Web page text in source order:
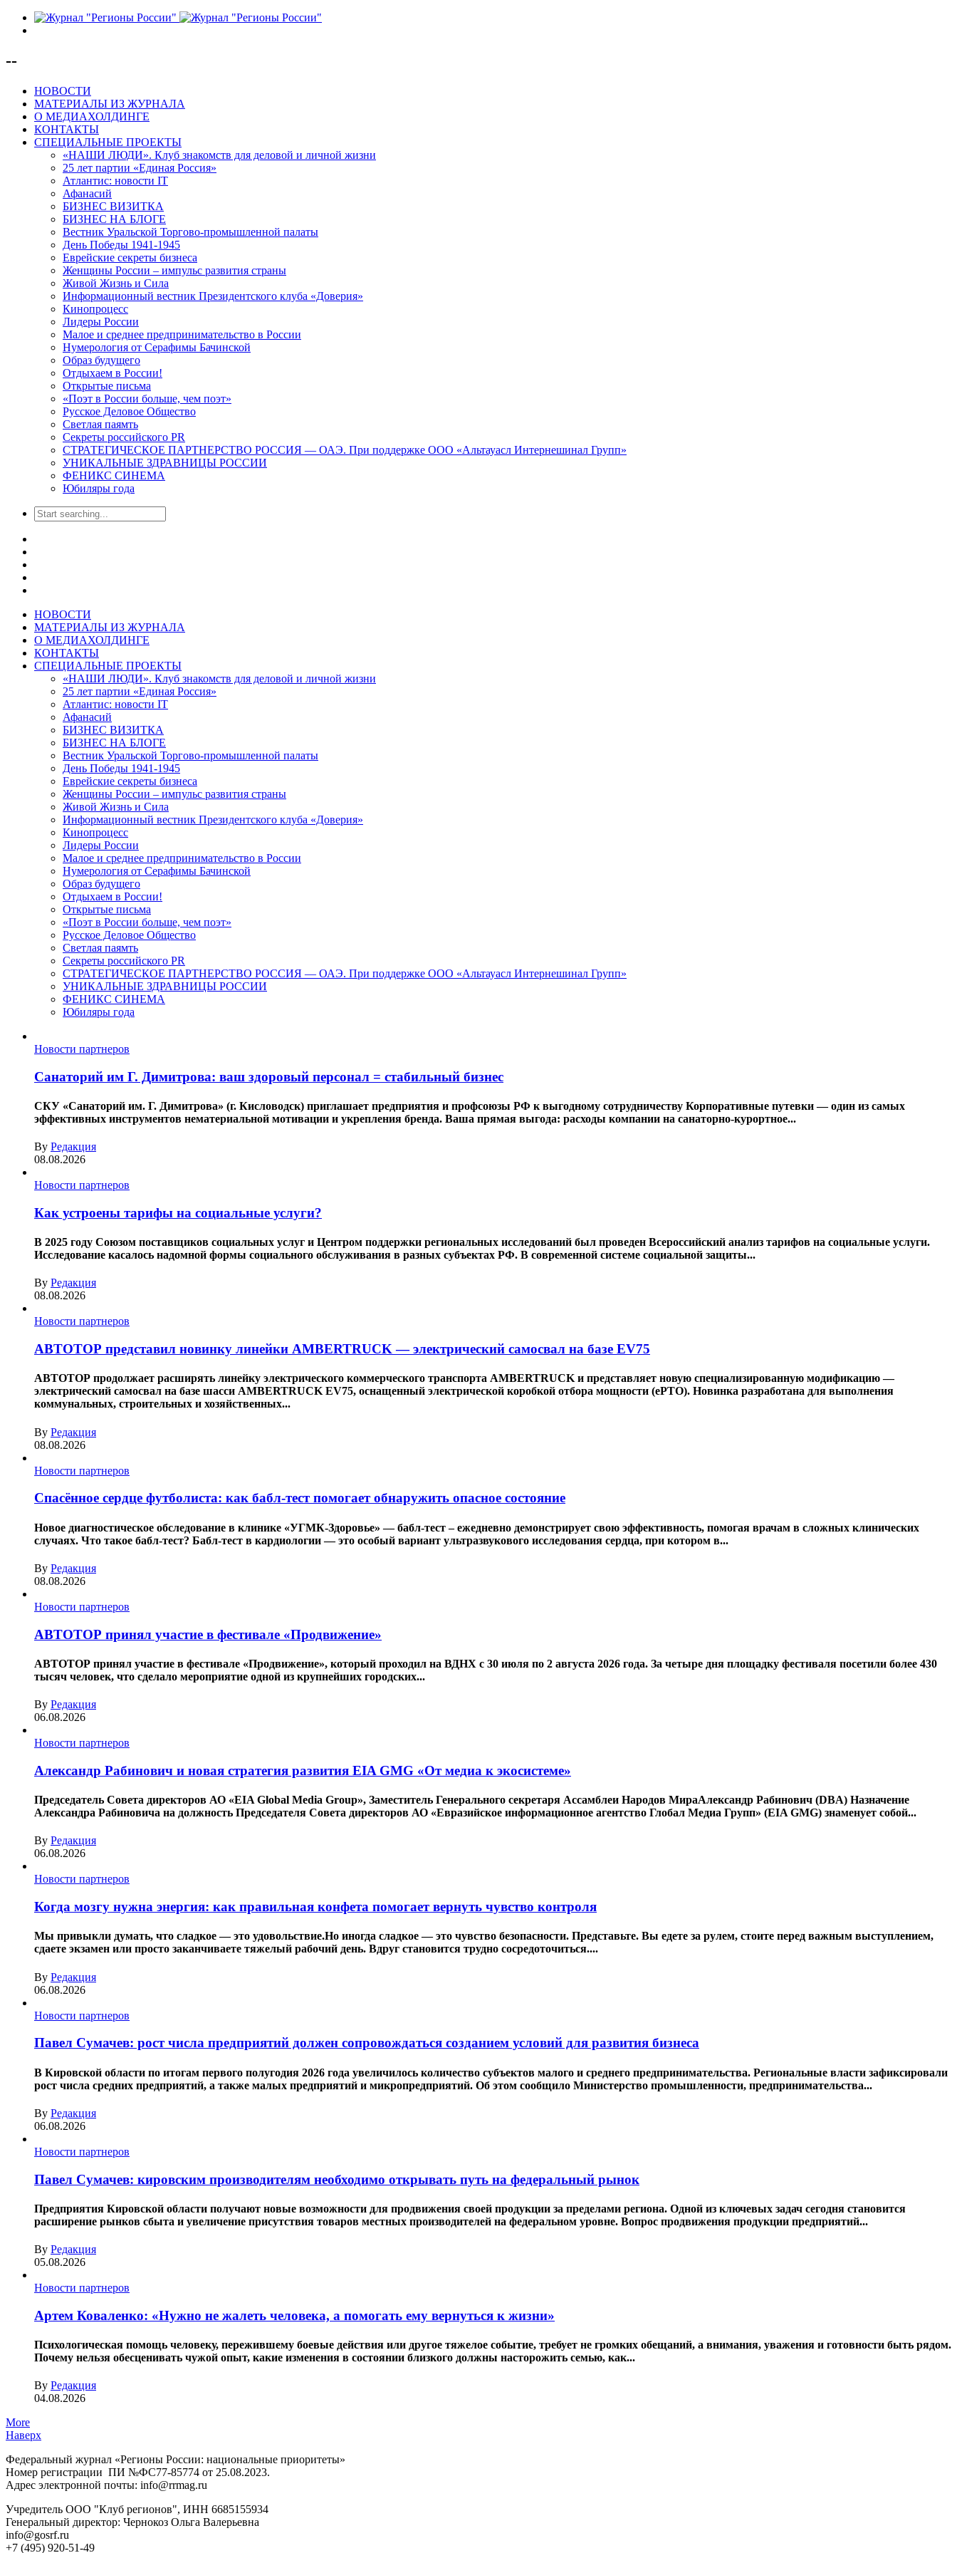
--
НОВОСТИ
МАТЕРИАЛЫ ИЗ ЖУРНАЛА
О МЕДИАХОЛДИНГЕ
КОНТАКТЫ
СПЕЦИАЛЬНЫЕ ПРОЕКТЫ
«НАШИ ЛЮДИ». Клуб знакомств для деловой и личной жизни
25 лет партии «Единая Россия»
Атлантис: новости IT
Афанасий
БИЗНЕС ВИЗИТКА
БИЗНЕС НА БЛОГЕ
Вестник Уральской Торгово-промышленной палаты
День Победы 1941-1945
Еврейские секреты бизнеса
Женщины России – импульс развития страны
Живой Жизнь и Сила
Информационный вестник Президентского клуба «Доверия»
Кинопроцесс
Лидеры России
Малое и среднее предпринимательство в России
Нумерология от Серафимы Бачинской
Образ будущего
Отдыхаем в России!
Открытые письма
«Поэт в России больше, чем поэт»
Русское Деловое Общество
Светлая паямть
Секреты российского PR
СТРАТЕГИЧЕСКОЕ ПАРТНЕРСТВО РОССИЯ — ОАЭ. При поддержке ООО «Альтауасл Интернешинал Групп»
УНИКАЛЬНЫЕ ЗДРАВНИЦЫ РОССИИ
ФЕНИКС СИНЕМА
Юбиляры года
НОВОСТИ
МАТЕРИАЛЫ ИЗ ЖУРНАЛА
О МЕДИАХОЛДИНГЕ
КОНТАКТЫ
СПЕЦИАЛЬНЫЕ ПРОЕКТЫ
«НАШИ ЛЮДИ». Клуб знакомств для деловой и личной жизни
25 лет партии «Единая Россия»
Атлантис: новости IT
Афанасий
БИЗНЕС ВИЗИТКА
БИЗНЕС НА БЛОГЕ
Вестник Уральской Торгово-промышленной палаты
День Победы 1941-1945
Еврейские секреты бизнеса
Женщины России – импульс развития страны
Живой Жизнь и Сила
Информационный вестник Президентского клуба «Доверия»
Кинопроцесс
Лидеры России
Малое и среднее предпринимательство в России
Нумерология от Серафимы Бачинской
Образ будущего
Отдыхаем в России!
Открытые письма
«Поэт в России больше, чем поэт»
Русское Деловое Общество
Светлая паямть
Секреты российского PR
СТРАТЕГИЧЕСКОЕ ПАРТНЕРСТВО РОССИЯ — ОАЭ. При поддержке ООО «Альтауасл Интернешинал Групп»
УНИКАЛЬНЫЕ ЗДРАВНИЦЫ РОССИИ
ФЕНИКС СИНЕМА
Юбиляры года
Новости партнеров
Санаторий им Г. Димитрова: ваш здоровый персонал = стабильный бизнес
СКУ «Санаторий им. Г. Димитрова» (г. Кисловодск) приглашает предприятия и профсоюзы РФ к выгодному сотрудничеству Корпоративные путевки — один из самых
эффективных инструментов нематериальной мотивации и укрепления бренда. Ваша прямая выгода: расходы компании на санаторно-курортное...
By Редакция
08.08.2026
Новости партнеров
Как устроены тарифы на социальные услуги?
В 2025 году Союзом поставщиков социальных услуг и Центром поддержки региональных исследований был проведен Всероссийский анализ тарифов на социальные услуги.
Исследование касалось надомной формы социального обслуживания в разных субъектах РФ. В современной системе социальной защиты...
By Редакция
08.08.2026
Новости партнеров
АВТОТОР представил новинку линейки AMBERTRUCK — электрический самосвал на базе EV75
АВТОТОР продолжает расширять линейку электрического коммерческого транспорта AMBERTRUCK и представляет новую специализированную модификацию —
электрический самосвал на базе шасси AMBERTRUCK EV75, оснащенный электрической коробкой отбора мощности (ePTO). Новинка разработана для выполнения
коммунальных, строительных и хозяйственных...
By Редакция
08.08.2026
Новости партнеров
Спасённое сердце футболиста: как бабл-тест помогает обнаружить опасное состояние
Новое диагностическое обследование в клинике «УГМК-Здоровье» — бабл-тест – ежедневно демонстрирует свою эффективность, помогая врачам в сложных клинических
случаях. Что такое бабл-тест? Бабл-тест в кардиологии — это особый вариант ультразвукового исследования сердца, при котором в...
By Редакция
08.08.2026
Новости партнеров
АВТОТОР принял участие в фестивале «Продвижение»
АВТОТОР принял участие в фестивале «Продвижение», который проходил на ВДНХ с 30 июля по 2 августа 2026 года. За четыре дня площадку фестиваля посетили более 430
тысяч человек, что сделало мероприятие одной из крупнейших городских...
By Редакция
06.08.2026
Новости партнеров
Александр Рабинович и новая стратегия развития EIA GMG «От медиа к экосистеме»
Председатель Совета директоров АО «EIA Global Media Group», Заместитель Генерального секретаря Ассамблеи Народов МираАлександр Рабинович (DBA) Назначение
Александра Рабиновича на должность Председателя Совета директоров АО «Евразийское информационное агентство Глобал Медиа Групп» (EIA GMG) знаменует собой...
By Редакция
06.08.2026
Новости партнеров
Когда мозгу нужна энергия: как правильная конфета помогает вернуть чувство контроля
Мы привыкли думать, что сладкое — это удовольствие.Но иногда сладкое — это чувство безопасности. Представьте. Вы едете за рулем, стоите перед важным выступлением,
сдаете экзамен или просто заканчиваете тяжелый рабочий день. Вдруг становится трудно сосредоточиться....
By Редакция
06.08.2026
Новости партнеров
Павел Сумачев: рост числа предприятий должен сопровождаться созданием условий для развития бизнеса
В Кировской области по итогам первого полугодия 2026 года увеличилось количество субъектов малого и среднего предпринимательства. Региональные власти зафиксировали
рост числа средних предприятий, а также малых предприятий и микропредприятий. Об этом сообщило Министерство промышленности, предпринимательства...
By Редакция
06.08.2026
Новости партнеров
Павел Сумачев: кировским производителям необходимо открывать путь на федеральный рынок
Предприятия Кировской области получают новые возможности для продвижения своей продукции за пределами региона. Одной из ключевых задач сегодня становится
расширение рынков сбыта и увеличение присутствия товаров местных производителей на федеральном уровне. Вопрос продвижения продукции предприятий...
By Редакция
05.08.2026
Новости партнеров
Артем Коваленко: «Нужно не жалеть человека, а помогать ему вернуться к жизни»
Психологическая помощь человеку, пережившему боевые действия или другое тяжелое событие, требует не громких обещаний, а внимания, уважения и готовности быть рядом.
Почему нельзя обесценивать чужой опыт, какие изменения в состоянии близкого должны насторожить семью, как...
By Редакция
04.08.2026
More
Наверх
Федеральный журнал «Регионы России: национальные приоритеты»
Номер регистрации ПИ №ФС77-85774 от 25.08.2023.
Адрес электронной почты: info@rrmag.ru
Учредитель ООО "Клуб регионов", ИНН 6685155934
Генеральный директор: Чернокоз Ольга Валерьевна
info@gosrf.ru
+7 (495) 920-51-49